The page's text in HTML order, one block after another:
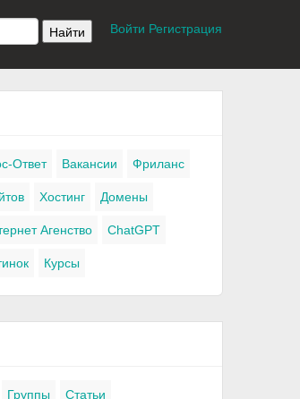
Войти Регистрация
Ответ Вакансии Фриланс
Хостинг Домены
Агенство ChatGPT
Курсы
Группы Статьи